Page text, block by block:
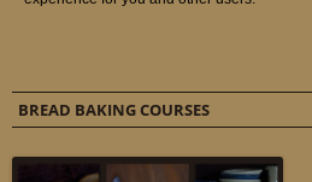
BREAD BAKING COURSES